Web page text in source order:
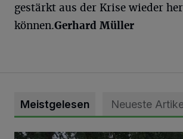
gestärkt aus der Krise wieder
können.Gerhard Müller
Meistgelesen Neueste